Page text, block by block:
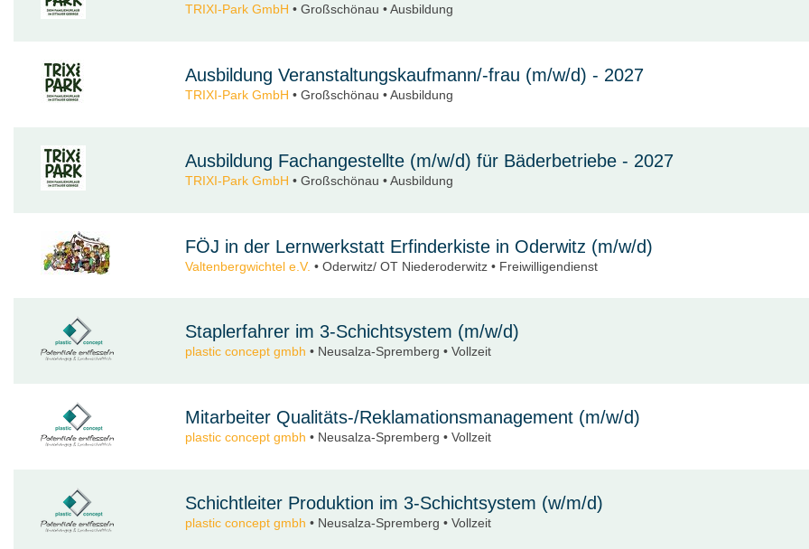
TRIXI-Park GmbH • Großschönau • Ausbildung
Ausbildung Veranstaltungskaufmann/-frau (m/w/d) - 2027
TRIXI-Park GmbH • Großschönau • Ausbildung
Ausbildung Fachangestellte (m/w/d) für Bäderbetriebe - 2027
TRIXI-Park GmbH • Großschönau • Ausbildung
FÖJ in der Lernwerkstatt Erfinderkiste in Oderwitz (m/w/d)
Valtenbergwichtel e.V. • Oderwitz/ OT Niederoderwitz • Freiwilligendienst
Staplerfahrer im 3-Schichtsystem (m/w/d)
plastic concept gmbh • Neusalza-Spremberg • Vollzeit
Mitarbeiter Qualitäts-/Reklamationsmanagement (m/w/d)
plastic concept gmbh • Neusalza-Spremberg • Vollzeit
Schichtleiter Produktion im 3-Schichtsystem (w/m/d)
plastic concept gmbh • Neusalza-Spremberg • Vollzeit